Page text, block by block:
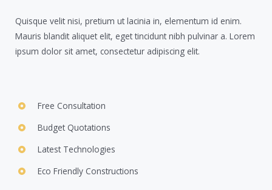
Quisque velit nisi, pretium ut lacinia in, elementum id enim.
Mauris blandit aliquet elit, eget tincidunt nibh pulvinar a. Lorem
ipsum dolor sit amet, consectetur adipiscing elit.
Free Consultation​
Budget Quotations​
Latest Technologies​
Eco Friendly Constructions​